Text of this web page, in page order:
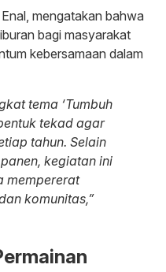
mengatakan bahwa
bagi masyarakat
kebersamaan dalam
tema ‘Tumbuh
tekad agar
tahun. Selain
kegiatan ini
mempererat
komunitas,”